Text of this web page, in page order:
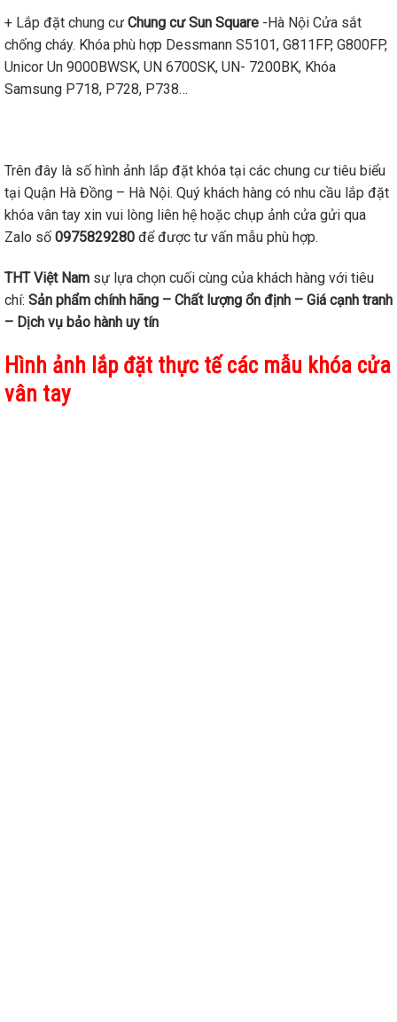
+ Lắp đặt chung cư Chung cư Sun Square -Hà Nội Cửa sắt
chống cháy. Khóa phù hợp Dessmann S5101, G811FP, G800FP,
Unicor Un 9000BWSK, UN 6700SK, UN- 7200BK, Khóa
Samsung P718, P728, P738…
Trên đây là số hình ảnh lắp đặt khóa tại các chung cư tiêu biểu
tại Quận Hà Đồng – Hà Nội. Quý khách hàng có nhu cầu lắp đặt
khóa vân tay xin vui lòng liên hệ hoặc chụp ảnh cửa gửi qua
Zalo số 0975829280 để được tư vấn mẫu phù hợp.
THT Việt Nam sự lựa chọn cuối cùng của khách hàng với tiêu
chí: Sản phẩm chính hãng – Chất lượng ổn định – Giá cạnh tranh
– Dịch vụ bảo hành uy tín
Hình ảnh lắp đặt thực tế các mẫu khóa cửa
vân tay